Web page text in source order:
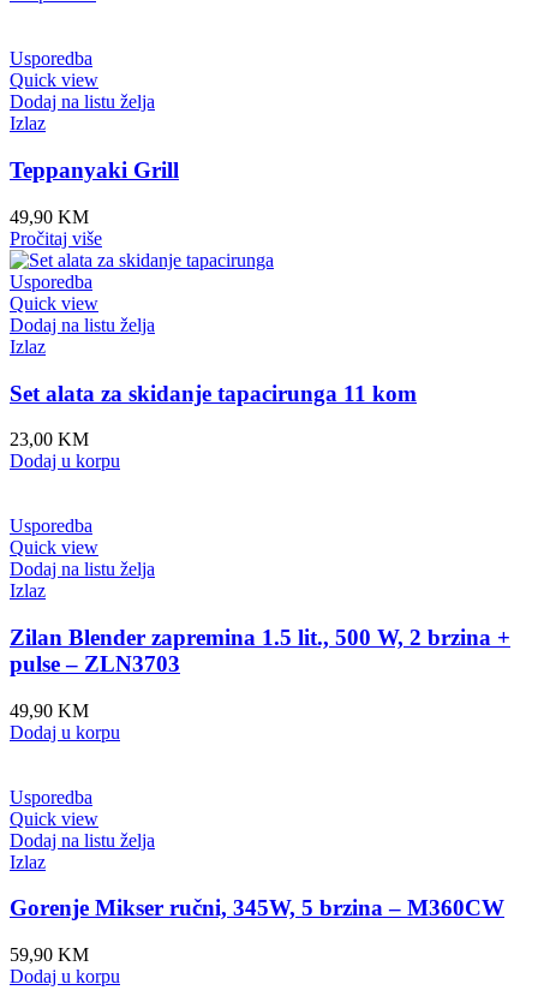
Usporedba
Quick view
Dodaj na listu želja
Izlaz
Teppanyaki Grill
49,90 KM
Pročitaj više
Usporedba
Quick view
Dodaj na listu želja
Izlaz
Set alata za skidanje tapacirunga 11 kom
23,00 KM
Dodaj u korpu
Usporedba
Quick view
Dodaj na listu želja
Izlaz
Zilan Blender zapremina 1.5 lit., 500 W, 2 brzina +
pulse – ZLN3703
49,90 KM
Dodaj u korpu
Usporedba
Quick view
Dodaj na listu želja
Izlaz
Gorenje Mikser ručni, 345W, 5 brzina – M360CW
59,90 KM
Dodaj u korpu